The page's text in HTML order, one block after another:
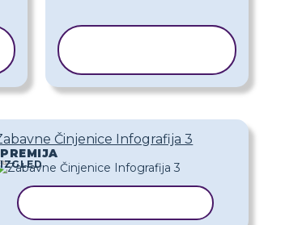
Činjenice Infografija 3
PREMIJA
IZGLED